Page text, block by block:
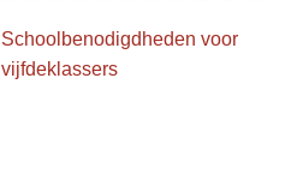
Schoolbenodigdheden voor
vijfdeklassers